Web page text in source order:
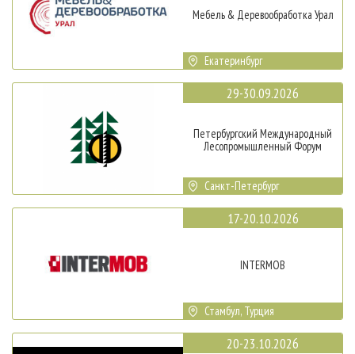
Мебель & Деревообработка Урал
Екатеринбург
29-30.09.2026
Петербургский Международный
Лесопромышленный Форум
Санкт-Петербург
17-20.10.2026
INTERMOB
Стамбул, Турция
20-23.10.2026